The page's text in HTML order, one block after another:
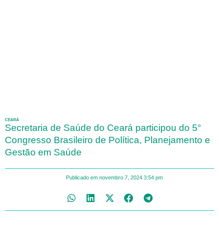
CEARÁ
Secretaria de Saúde do Ceará participou do 5°
Congresso Brasileiro de Política, Planejamento e
Gestão em Saúde
Publicado em novembro 7, 2024 3:54 pm